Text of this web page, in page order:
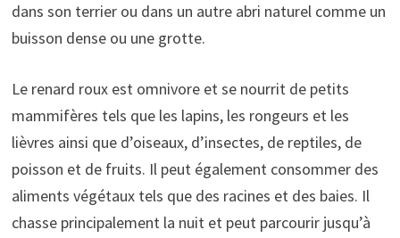
dans son terrier ou dans un autre abri naturel comme un
buisson dense ou une grotte.
Le renard roux est omnivore et se nourrit de petits
mammifères tels que les lapins, les rongeurs et les
lièvres ainsi que d’oiseaux, d’insectes, de reptiles, de
poisson et de fruits. Il peut également consommer des
aliments végétaux tels que des racines et des baies. Il
chasse principalement la nuit et peut parcourir jusqu’à